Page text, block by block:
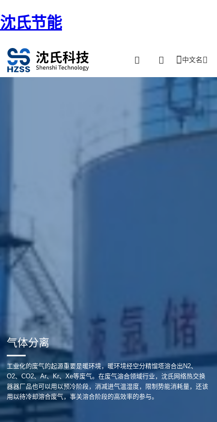
沈氏节能
中文名
气体分离
工业化的废气的起源重要是暖环境，暖环境经空分精馏塔溶合出N2、
O2、CO2、Ar、Kr、Xe等废气。在废气溶合领域行业，沈氏网络热交换
器器厂品也可以用以预冷阶段，消减进气温湿度，限制势能消耗量，还该
用以待冷却溶合废气，事关溶合阶段的高效率的参与。